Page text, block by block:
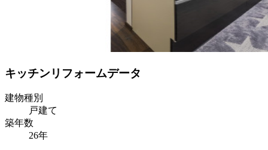
キッチンリフォームデータ
建物種別
戸建て
築年数
26年